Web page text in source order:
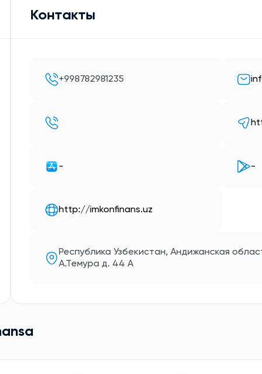
Контакты
+998782981235
- -
http://imkonfinans.uz
Республика Узбекистан, Андижанская
А.Темура д. 44 А